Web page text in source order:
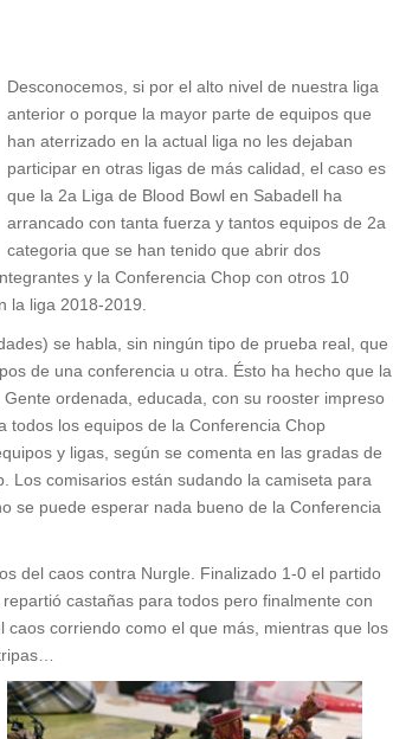
Desconocemos, si por el alto nivel de nuestra liga
anterior o porque la mayor parte de equipos que
han aterrizado en la actual liga no les dejaban
participar en otras ligas de más calidad, el caso es
que la 2a Liga de Blood Bowl en Sabadell ha
arrancado con tanta fuerza y tantos equipos de 2a
categoria que se han tenido que abrir dos
y la Conferencia Chop con otros 10
la liga 2018-2019.
se habla, sin ningún tipo de prueba real, que
de una conferencia u otra. Ésto ha hecho que la
ordenada, educada, con su rooster impreso
todos los equipos de la Conferencia Chop
y ligas, según se comenta en las gradas de
Los comisarios están sudando la camiseta para
se puede esperar nada bueno de la Conferencia
del caos contra Nurgle. Finalizado 1-0 el partido
castañas para todos pero finalmente con
corriendo como el que más, mientras que los